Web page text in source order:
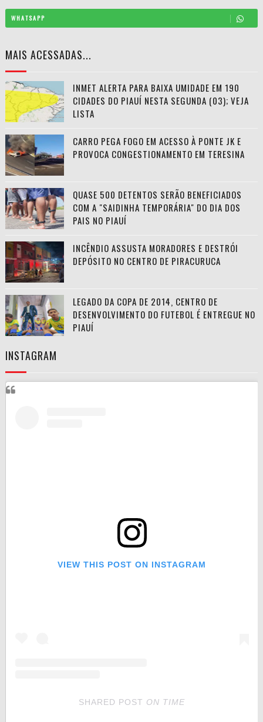
WHATSAPP
MAIS ACESSADAS...
INMET ALERTA PARA BAIXA UMIDADE EM 190
CIDADES DO PIAUÍ NESTA SEGUNDA (03); VEJA
LISTA
CARRO PEGA FOGO EM ACESSO À PONTE JK E
PROVOCA CONGESTIONAMENTO EM TERESINA
QUASE 500 DETENTOS SERÃO BENEFICIADOS
COM A "SAIDINHA TEMPORÁRIA" DO DIA DOS
PAIS NO PIAUÍ
INCÊNDIO ASSUSTA MORADORES E DESTRÓI
DEPÓSITO NO CENTRO DE PIRACURUCA
LEGADO DA COPA DE 2014, CENTRO DE
DESENVOLVIMENTO DO FUTEBOL É ENTREGUE NO
PIAUÍ
INSTAGRAM
VIEW THIS POST ON INSTAGRAM
SHARED POST ON TIME